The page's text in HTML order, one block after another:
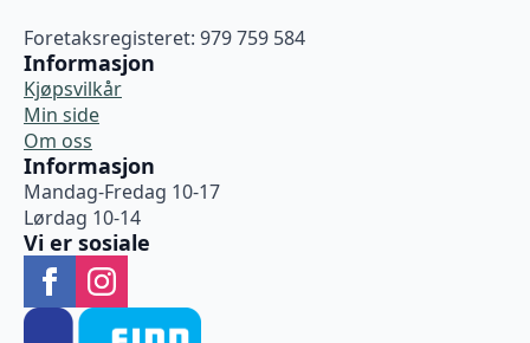
Foretaksregisteret: 979 759 584
Informasjon
Kjøpsvilkår
Min side
Om oss
Informasjon
Mandag-Fredag 10-17
Lørdag 10-14
Vi er sosiale